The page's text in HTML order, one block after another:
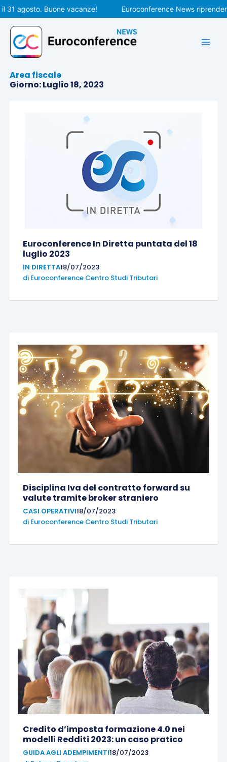
Vai
al
contenuto
agosto. Buone vacanze! Euroconference News riprenderà
Area fiscale
Giorno: Luglio 18, 2023
Euroconference In Diretta puntata del 18
luglio 2023
IN DIRETTA18/07/2023
di Euroconference Centro Studi Tributari
Disciplina Iva del contratto forward su
valute tramite broker straniero
CASI OPERATIVI18/07/2023
di Euroconference Centro Studi Tributari
Credito d’imposta formazione 4.0 nei
modelli Redditi 2023: un caso pratico
GUIDA AGLI ADEMPIMENTI18/07/2023